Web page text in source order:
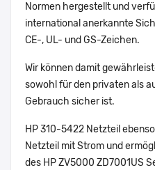
Normen hergestellt und
international anerkannte
CE-, UL- und GS-Zeichen.
Wir können damit
sowohl für den privaten als
Gebrauch sicher ist.
HP 310-5422 Netzteil
Netzteil mit Strom und
des HP ZV5000 ZD7001US